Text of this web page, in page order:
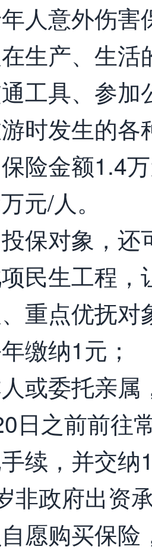
意外伤害
生产、生
工具、参
时发生的
险金额1.4
元/人。
保对象，
民生工程
重点优抚
缴纳1元；
或委托亲
日之前前往
续，并交纳
非政府出资
愿购买保